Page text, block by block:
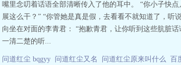
嘴里念叨着话语全部清晰传入了他的耳中。 “你小子快
展这么干？” “你管她是真是假，去看看不就知道了，
向坐在对面的李青君： “抱歉青君，让你听到这些肮脏
一清二楚的听...
问道红尘 bqgyy 问道红尘又名 问道红尘原来叫什么 百